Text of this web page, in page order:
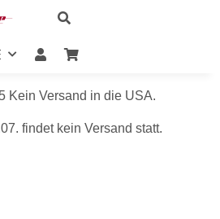
Kein Versand in die USA.
findet kein Versand statt.